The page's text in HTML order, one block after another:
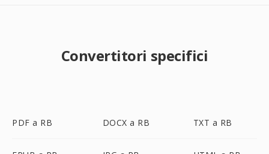
Convertitori specifici
PDF a RB DOCX a RB TXT a RB